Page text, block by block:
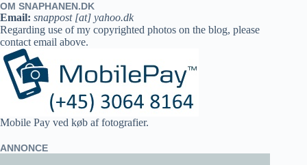
OM SNAPHANEN.DK
Email: snappost [at] yahoo.dk
Regarding use of my copyrighted photos on the blog, please
contact email above.
Mobile Pay ved køb af fotografier.
ANNONCE